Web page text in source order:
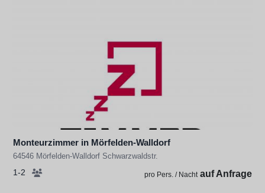
Monteurzimmer in Mörfelden-Walldorf
64546 Mörfelden-Walldorf Schwarzwaldstr.
1-2 pro Pers. / Nacht auf Anfrage